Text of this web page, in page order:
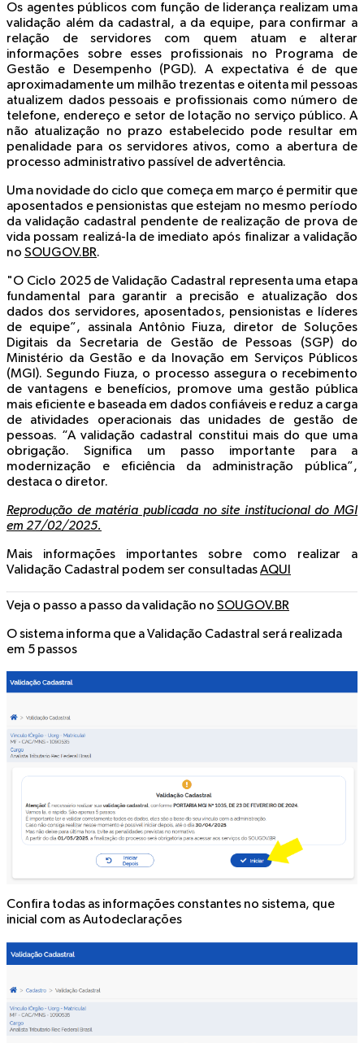
Os agentes públicos com função de liderança realizam uma
validação além da cadastral, a da equipe, para confirmar a
relação de servidores com quem atuam e alterar
informações sobre esses profissionais no Programa de
Gestão e Desempenho (PGD). A expectativa é de que
aproximadamente um milhão trezentas e oitenta mil pessoas
atualizem dados pessoais e profissionais como número de
telefone, endereço e setor de lotação no serviço público. A
não atualização no prazo estabelecido pode resultar em
penalidade para os servidores ativos, como a abertura de
processo administrativo passível de advertência.
Uma novidade do ciclo que começa em março é permitir que
aposentados e pensionistas que estejam no mesmo período
da validação cadastral pendente de realização de prova de
vida possam realizá-la de imediato após finalizar a validação
no SOUGOV.BR.
"O Ciclo 2025 de Validação Cadastral representa uma etapa
fundamental para garantir a precisão e atualização dos
dados dos servidores, aposentados, pensionistas e líderes
de equipe”, assinala Antônio Fiuza, diretor de Soluções
Digitais da Secretaria de Gestão de Pessoas (SGP) do
Ministério da Gestão e da Inovação em Serviços Públicos
(MGI). Segundo Fiuza, o processo assegura o recebimento
de vantagens e benefícios, promove uma gestão pública
mais eficiente e baseada em dados confiáveis e reduz a carga
de atividades operacionais das unidades de gestão de
pessoas. “A validação cadastral constitui mais do que uma
obrigação. Significa um passo importante para a
modernização e eficiência da administração pública”,
destaca o diretor.
Reprodução de matéria publicada no site institucional do MGI
em 27/02/2025.
Mais informações importantes sobre como realizar a
Validação Cadastral podem ser consultadasAQUI
Veja o passo a passo da validação no SOUGOV.BR
O sistema informa que a Validação Cadastral será realizada
em 5 passos
Confira todas as informações constantes no sistema, que
inicial com asAutodeclarações